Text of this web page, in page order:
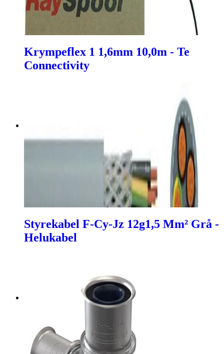
Krympeflex 1 1,6mm 10,0m - Te
Connectivity
Styrekabel F-Cy-Jz 12g1,5 Mm² Grå -
Helukabel